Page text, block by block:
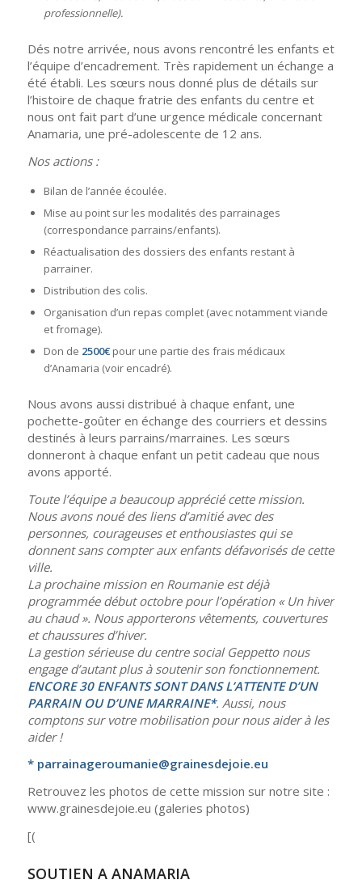
professionnelle).
Dés notre arrivée, nous avons rencontré les enfants et
l’équipe d’encadrement. Très rapidement un échange a
été établi. Les sœurs nous donné plus de détails sur
l’histoire de chaque fratrie des enfants du centre et
nous ont fait part d’une urgence médicale concernant
Anamaria, une pré-adolescente de 12 ans.
Nos actions :
Bilan de l’année écoulée.
Mise au point sur les modalités des parrainages
(correspondance parrains/enfants).
Réactualisation des dossiers des enfants restant à
parrainer.
Distribution des colis.
Organisation d’un repas complet (avec notamment viande
et fromage).
Don de 2500€pour une partie des frais médicaux
d’Anamaria (voir encadré).
Nous avons aussi distribué à chaque enfant, une
pochette-goûter en échange des courriers et dessins
destinés à leurs parrains/marraines. Les sœurs
donneront à chaque enfant un petit cadeau que nous
avons apporté.
Toute l’équipe a beaucoup apprécié cette mission.
Nous avons noué des liens d’amitié avec des
personnes, courageuses et enthousiastes qui se
donnent sans compter aux enfants défavorisés de cette
ville.
La prochaine mission en Roumanie est déjà
programmée début octobre pour l’opération « Un hiver
au chaud ». Nous apporterons vêtements, couvertures
et chaussures d’hiver.
La gestion sérieuse du centre social Geppetto nous
engage d’autant plus à soutenir son fonctionnement.
ENCORE 30 ENFANTS SONT DANS L’ATTENTE D’UN
PARRAIN OU D’UNE MARRAINE*. Aussi, nous
comptons sur votre mobilisation pour nous aider à les
aider !
* parrainageroumanie@grainesdejoie.eu
Retrouvez les photos de cette mission sur notre site :
www.grainesdejoie.eu (galeries photos)
[(
SOUTIEN A ANAMARIA